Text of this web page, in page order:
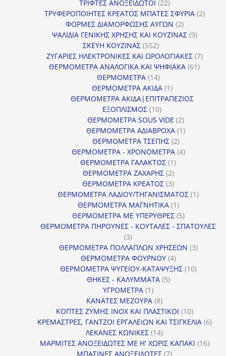
προϊόντα
ΤΡΙΦΤΕΣ ΑΝΟΞΕΙΔΩΤΟΙ 2222
προϊόντα
ΤΡΥΦΕΡΟΠΟΙΗΤΕΣ ΚΡΕΑΤΟΣ ΜΠΑΤΕΣ ΣΦΥΡΙΑ 22
ΦΟΡΜΕΣ ΔΙΑΜΟΡΦΩΣΗΣ ΑΥΓΩΝ 22
προϊόντα
ΨΑΛΙΔΙΑ ΓΕΝΙΚΗΣ ΧΡΗΣΗΣ ΚΑΙ ΚΟΥΖΙΝΑΣ 99
ΣΚΕΥΗ ΚΟΥΖΙΝΑΣ 552552
προϊόντα
ΖΥΓΑΡΙΕΣ ΗΛΕΚΤΡΟΝΙΚΕΣ ΚΑΙ ΩΡΟΛΟΓΙΑΚΕΣ 77
ΘΕΡΜΟΜΕΤΡΑ ΑΝΑΛΟΓΙΚΑ ΚΑΙ ΨΗΦΙΑΚΑ 6161
ΘΕΡΜΟΜΕΤΡΑ 1414
προϊόντα
ΘΕΡΜΟΜΕΤΡΑ ΑΚΙΔΑ 11
προϊόν
ΘΕΡΜΟΜΕΤΡΑ ΑΚΙΔΑ|ΕΠΙΤΡΑΠΕΖΙΟΣ
ΕΞΟΠΛΙΣΜΟΣ 1010
προϊόντα
ΘΕΡΜΟΜΕΤΡΑ SOUS VIDE 22
προϊόντα
ΘΕΡΜΟΜΕΤΡΑ ΑΔΙΑΒΡΟΧΑ 11
ΘΕΡΜΟΜΕΤΡΑ ΤΣΕΠΗΣ 22
προϊόντα
ΘΕΡΜΟΜΕΤΡΑ - ΧΡΟΝΟΜΕΤΡΑ 44
ΘΕΡΜΟΜΕΤΡΑ ΓΑΛΑΚΤΟΣ 11
προϊόν
ΘΕΡΜΟΜΕΤΡΑ ΖΑΧΑΡΗΣ 22
προϊόντα
ΘΕΡΜΟΜΕΤΡΑ ΚΡΕΑΤΟΣ 33
προϊόντα
ΘΕΡΜΟΜΕΤΡΑ ΛΑΔΙΟΥ/ΤΗΓΑΝΙΣΜΑΤΟΣ 11
ΘΕΡΜΟΜΕΤΡΑ ΜΑΓΝΗΤΙΚΑ 11
προϊόν
ΘΕΡΜΟΜΕΤΡΑ ΜΕ ΥΠΕΡΥΘΡΕΣ 55
προϊόντα
ΘΕΡΜΟΜΕΤΡΑ ΠΗΡΟΥΝΕΣ - ΚΟΥΤΑΛΕΣ - ΣΠΑΤΟΥΛΕΣ
33
προϊόντα
ΘΕΡΜΟΜΕΤΡΑ ΠΟΛΛΑΠΛΩΝ ΧΡΗΣΕΩΝ 33
ΘΕΡΜΟΜΕΤΡΑ ΦΟΥΡΝΟΥ 44
προϊόντα
ΘΕΡΜΟΜΕΤΡΑ ΨΥΓΕΙΟΥ-ΚΑΤΑΨΥΞΗΣ 1010
ΘΗΚΕΣ - ΚΑΛΥΜΜΑΤΑ 55
ΥΓΡΟΜΕΤΡΑ 11
προϊόν
ΚΑΝΑΤΕΣ ΜΕΖΟΥΡΑ 88
προϊόντα
ΚΟΠΤΕΣ ΖΥΜΗΣ INOX ΚΑΙ ΠΛΑΣΤΙΚΟΙ 1010
προϊόντα
ΚΡΕΜΑΣΤΡΕΣ, ΓΑΝΤΖΟΙ ΕΡΓΑΛΕΙΩΝ ΚΑΙ ΤΣΙΓΚΕΛΙΑ 66
ΛΕΚΑΝΕΣ ΚΩΝΙΚΕΣ 1414
προϊόντα
ΜΑΡΜΙΤΕΣ ΑΝΟΞΕΙΔΩΤΕΣ ΜΕ Η' ΧΩΡΙΣ ΚΑΠΑΚΙ 1616
ΜΠΑΣΙΝΕΣ ΑΝΟΞΕΙΔΩΤΕΣ 77